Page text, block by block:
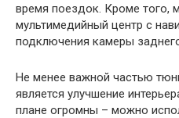
время поездок. Кроме того,
мультимедийный центр с
подключения камеры
Не менее важной частью
является улучшение
плане огромны – можно